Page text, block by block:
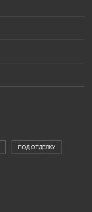
ПОД ОТДЕЛКУ